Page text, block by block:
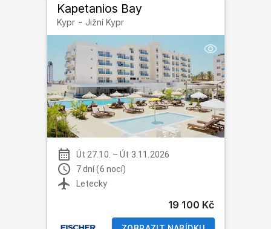
Kapetanios Bay
Kypr- Jižní Kypr
Út 27.10. –Út 3.11.2026
7 dní (6 nocí)
Letecky
19 100 Kč